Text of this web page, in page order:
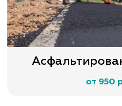
от 950